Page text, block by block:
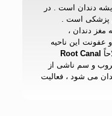
دندان است . در
پزشکی است .
مغز دندان ،
این ناحیه
Root Canal
و سم ناشی از
می شود ، فعالیت